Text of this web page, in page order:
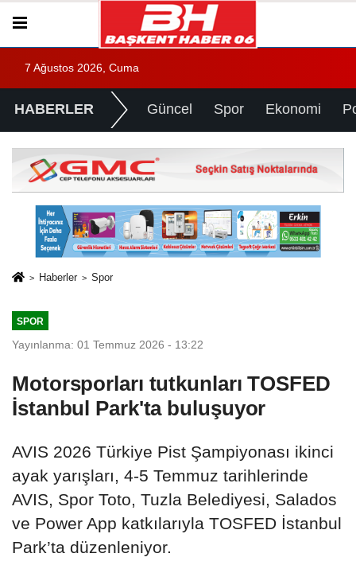
7 Ağustos 2026, Cuma
HABERLER Güncel Spor Ekonomi
Haberler Spor
SPOR
Yayınlanma: 01 Temmuz 2026 - 13:22
Motorsporları tutkunları TOSFED
İstanbul Park'ta buluşuyor
AVIS 2026 Türkiye Pist Şampiyonası ikinci
ayak yarışları, 4-5 Temmuz tarihlerinde
AVIS, Spor Toto, Tuzla Belediyesi, Salados
ve Power App katkılarıyla TOSFED İstanbul
Park’ta düzenleniyor.